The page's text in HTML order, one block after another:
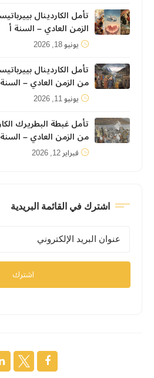
تأمل الكاردينال
الزمن العادي – السنة أ
يونيو 18, 2026
تأمل الكاردينال
من الزمن العادي –
يونيو 11, 2026
تأمل غبطة البطريرك
من الزمن العادي –
فبراير 12, 2026
اشترك في القائمة البريدية
اشترك